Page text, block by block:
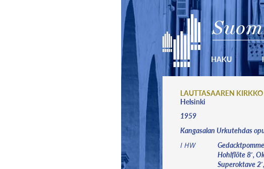
HAKU
LAUTTASAAREN KIRKKO
Helsinki
1959
Kangasalan Urkutehdas
I HW
Hohlflöte 8′,
Superoktave